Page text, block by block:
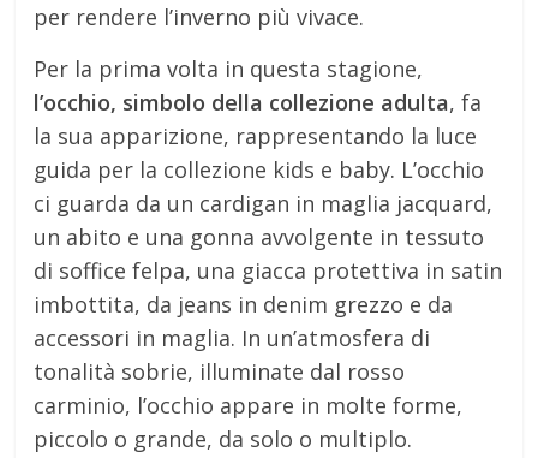
per rendere l’inverno più vivace.
Per la prima volta in questa stagione,
l’occhio, simbolo della collezione adulta, fa
la sua apparizione, rappresentando la luce
guida per la collezione kids e baby. L’occhio
ci guarda da un cardigan in maglia jacquard,
un abito e una gonna avvolgente in tessuto
di soffice felpa, una giacca protettiva in satin
imbottita, da jeans in denim grezzo e da
accessori in maglia. In un’atmosfera di
tonalità sobrie, illuminate dal rosso
carminio, l’occhio appare in molte forme,
piccolo o grande, da solo o multiplo.